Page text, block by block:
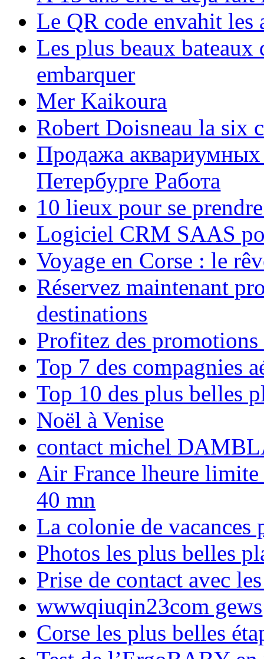
Le QR code envahit les
Les plus beaux bateaux
embarquer
Mer Kaikoura
Robert Doisneau la six
Продажа аквариумных
Петербурге Работа
10 lieux pour se
Logiciel CRM SAAS
Voyage en Corse : le
Réservez maintenant
destinations
Profitez des
Top 7 des compagnies
Top 10 des plus belles
Noël à Venise
contact michel
Air France lheure limite
40 mn
La colonie de vacances
Photos les plus belles
Prise de contact avec
wwwqiuqin23com gews
Corse les plus belles